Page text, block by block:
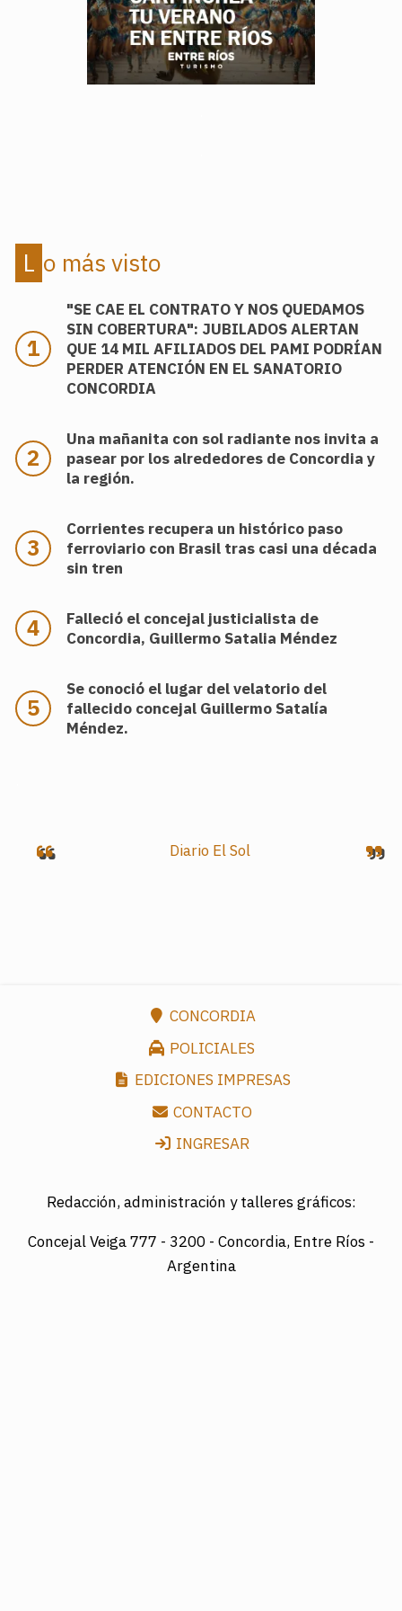
Lo más visto
"SE CAE EL CONTRATO Y NOS QUEDAMOS
SIN COBERTURA": JUBILADOS ALERTAN
QUE 14 MIL AFILIADOS DEL PAMI PODRÍAN
PERDER ATENCIÓN EN EL SANATORIO
CONCORDIA
Una mañanita con sol radiante nos invita a
pasear por los alrededores de Concordia y
la región.
Corrientes recupera un histórico paso
ferroviario con Brasil tras casi una década
sin tren
Falleció el concejal justicialista de
Concordia, Guillermo Satalia Méndez
Se conoció el lugar del velatorio del
fallecido concejal Guillermo Satalía
Méndez.
Diario El Sol
CONCORDIA
POLICIALES
EDICIONES IMPRESAS
CONTACTO
INGRESAR
Redacción, administración y talleres gráficos:
Concejal Veiga 777 - 3200 - Concordia, Entre Ríos -
Argentina